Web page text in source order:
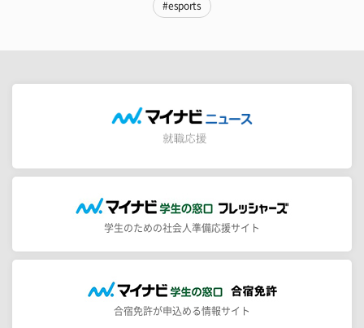
#esports
学生のための社会人準備応援サイト
合宿免許が申込める情報サイト